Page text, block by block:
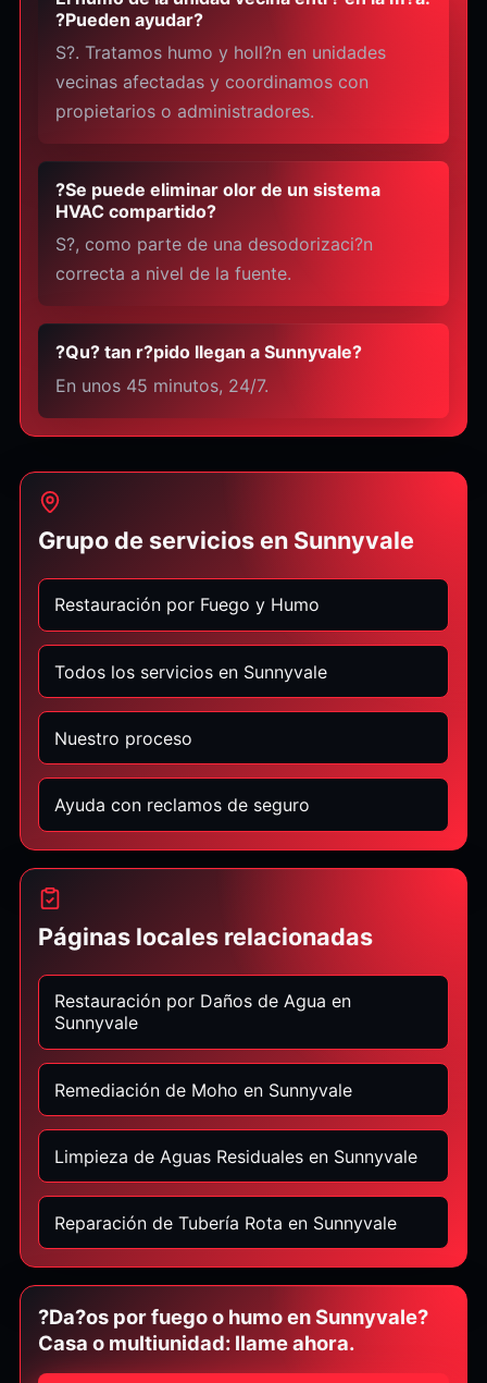
?Pueden ayudar?
S?. Tratamos humo y holl?n en unidades
vecinas afectadas y coordinamos con
propietarios o administradores.
?Se puede eliminar olor de un sistema
HVAC compartido?
S?, como parte de una desodorizaci?n
correcta a nivel de la fuente.
?Qu? tan r?pido llegan a Sunnyvale?
En unos 45 minutos, 24/7.
Grupo de servicios en Sunnyvale
Restauración por Fuego y Humo
Todos los servicios en Sunnyvale
Nuestro proceso
Ayuda con reclamos de seguro
Páginas locales relacionadas
Restauración por Daños de Agua en
Sunnyvale
Remediación de Moho en Sunnyvale
Limpieza de Aguas Residuales en Sunnyvale
Reparación de Tubería Rota en Sunnyvale
?Da?os por fuego o humo en Sunnyvale?
Casa o multiunidad: llame ahora.